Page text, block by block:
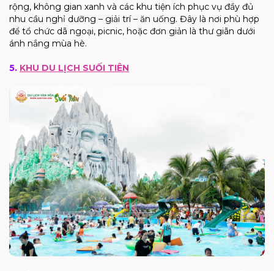
rộng, không gian xanh và các khu tiện ích phục vụ đầy đủ
nhu cầu nghỉ dưỡng – giải trí – ăn uống. Đây là nơi phù hợp
để tổ chức dã ngoại, picnic, hoặc đơn giản là thư giãn dưới
ánh nắng mùa hè.
5. KHU DU LỊCH SUỐI TIÊN